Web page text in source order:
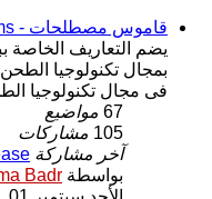
قاموس مصطلحات - Milling Technology & General Terms
يضم التعاريف الخاصة
بمجال تكنولوجيا
فى مجال تكنولوجيا
67 مواضيع
105 مشاركات
آخر مشاركة
بواسطة Badr